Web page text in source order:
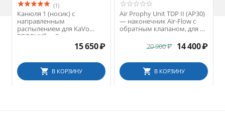
(1)
Канюля 1 (носик) с
направленным
распылением для KaVo
PROPHYflex 3
15 650₽
В КОРЗИНУ
Air Prophy Unit TDP II (AP30)
— наконечник Air-Flow с
обратным клапаном, для 4-
20 900₽ 14 400₽
В КОРЗИНУ